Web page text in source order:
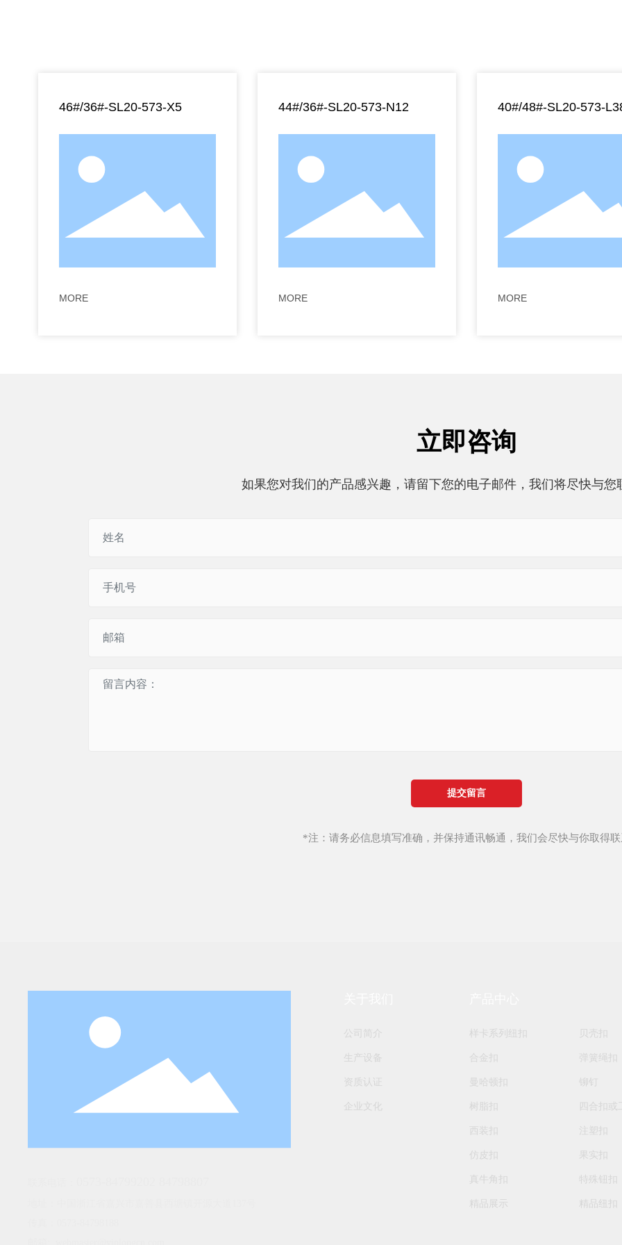
46#/36#-SL20-573-X5
MORE
44#/36#-SL20-573-N12
MORE
40#/48#-SL20-573-
MORE
立即咨询
如果您对我们的产品感兴趣，请留下您的电子邮件，我们将尽快与您
提交留言
*注：请务必信息填写准确，并保持通讯畅通，我们会尽快与你取得
公司简介
生产设备
资质认证
企业文化
样卡系列纽扣 贝壳扣
合金扣 弹簧绳扣
曼哈顿扣 铆钉
树脂扣 四合扣或
西装扣 注塑扣
仿皮扣 果实扣
真牛角扣 特殊钮扣
精品展示 精品纽扣